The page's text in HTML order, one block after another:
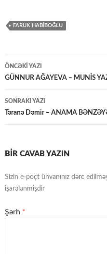
FARUK HABİBOĞLU
Yazılar
üzrə
naviqasiya
ÖNCƏKI YAZI
GÜNNUR AĞAYEVA – MUNİS
SONRAKI YAZI
Təranə Dəmir – ANAMA
BIR CAVAB YAZIN
Sizin e-poçt ünvanınız dərc
işarələnmişdir
Şərh *